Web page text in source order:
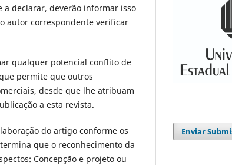
a declarar, deverão informar isso
autor correspondente verificar
qualquer potencial conflito de
permite que outros
desde que lhe atribuam
a esta revista.
do artigo conforme os
que o reconhecimento da
Concepção e projeto ou
Enviar